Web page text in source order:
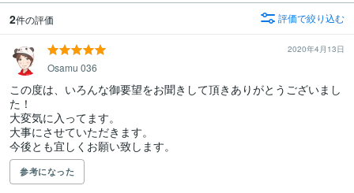
2件の評価 評価で絞り込む
2020年4月13日
Osamu 036
この度は、いろんな御要望をお聞きして頂きありがとうございまし
た！
大変気に入ってます。
大事にさせていただきます。
今後とも宜しくお願い致します。
参考になった